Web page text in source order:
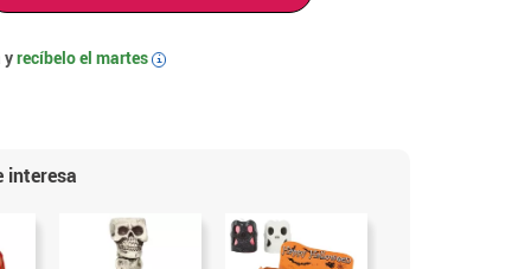
yrecíbelo el martes i
interesa